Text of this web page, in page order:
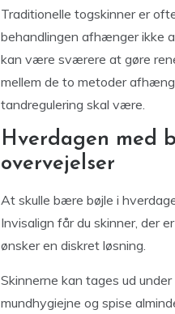
Traditionelle togskinner er
behandlingen afhænger ikke
kan være sværere at gøre
mellem de to metoder
tandregulering skal være.
Hverdagen med
overvejelser
At skulle bære bøjle i
Invisalign får du skinner, der
ønsker en diskret løsning.
Skinnerne kan tages ud
mundhygiejne og spise